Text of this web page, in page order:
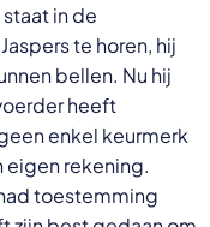
in de
te horen, hij
bellen. Nu hij
heeft
enkel keurmerk
eigen rekening.
toestemming